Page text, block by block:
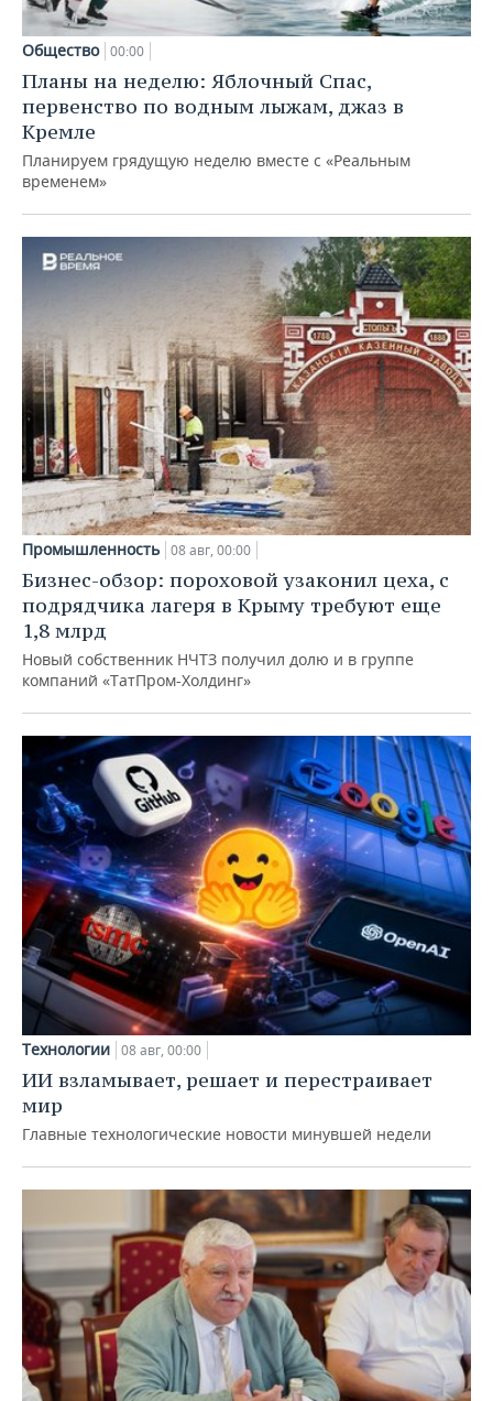
Общество 00:00
Планы на неделю: Яблочный Спас,
первенство по водным лыжам, джаз в
Кремле
Планируем грядущую неделю вместе с «Реальным
временем»
Промышленность 08 авг, 00:00
Бизнес-обзор: пороховой узаконил цеха, с
подрядчика лагеря в Крыму требуют еще
1,8 млрд
Новый собственник НЧТЗ получил долю и в группе
компаний «ТатПром-Холдинг»
Технологии 08 авг, 00:00
ИИ взламывает, решает и перестраивает
мир
Главные технологические новости минувшей недели